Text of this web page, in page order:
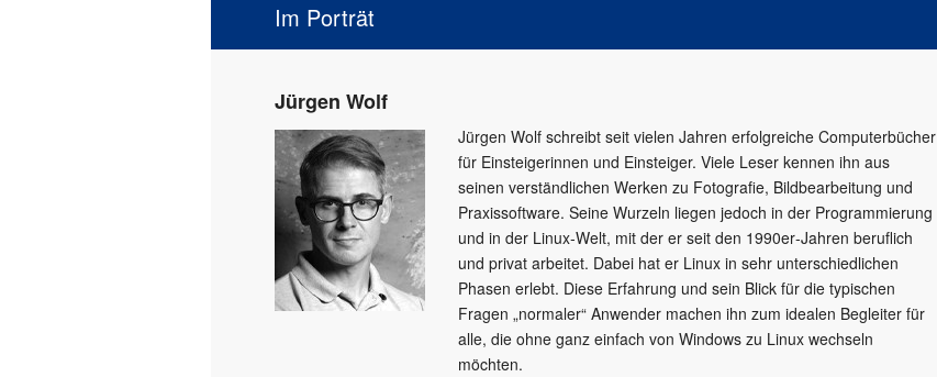
Im Porträt
Jürgen Wolf
Jürgen Wolf schreibt seit vielen Jahren erfolgreiche Computerbücher
für Einsteigerinnen und Einsteiger. Viele Leser kennen ihn aus
seinen verständlichen Werken zu Fotografie, Bildbearbeitung und
Praxissoftware. Seine Wurzeln liegen jedoch in der Programmierung
und in der Linux‑Welt, mit der er seit den 1990er‑Jahren beruflich
und privat arbeitet. Dabei hat er Linux in sehr unterschiedlichen
Phasen erlebt. Diese Erfahrung und sein Blick für die typischen
Fragen „normaler“ Anwender machen ihn zum idealen Begleiter für
alle, die ohne ganz einfach von Windows zu Linux wechseln
möchten.